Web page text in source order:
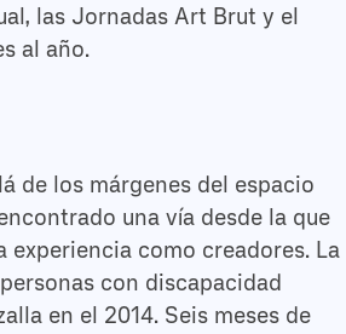
las Jornadas Art Brut y el
al año.
de los márgenes del espacio
una vía desde la que
como creadores. La
con discapacidad
en el 2014. Seis meses de